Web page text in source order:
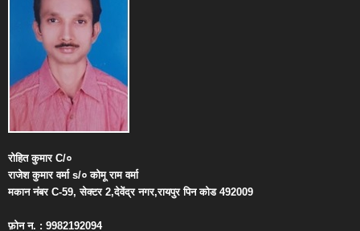
रोहित कुमारC/०
राजेश कुमार वर्माs/० कोमू राम वर्मा
मकान नंबरC-59,सेक्टर2,देवेंद्र नगर,रायपुर पिन कोड492009
फ़ोन न. : 9982192094